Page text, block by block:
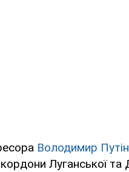
Володимир Путін
кордони Луганської